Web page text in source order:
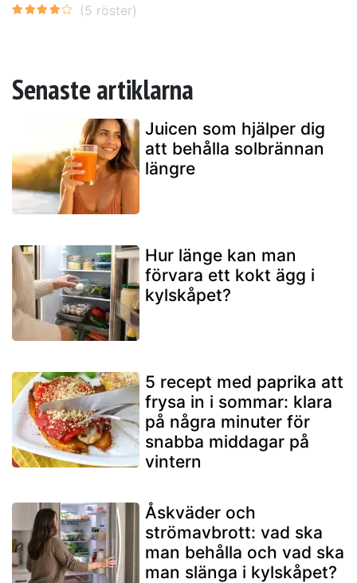
Senaste artiklarna
Juicen som hjälper dig
att behålla solbrännan
längre
Hur länge kan man
förvara ett kokt ägg i
kylskåpet?
5 recept med paprika att
frysa in i sommar: klara
på några minuter för
snabba middagar på
vintern
Åskväder och
strömavbrott: vad ska
man behålla och vad ska
man slänga i kylskåpet?